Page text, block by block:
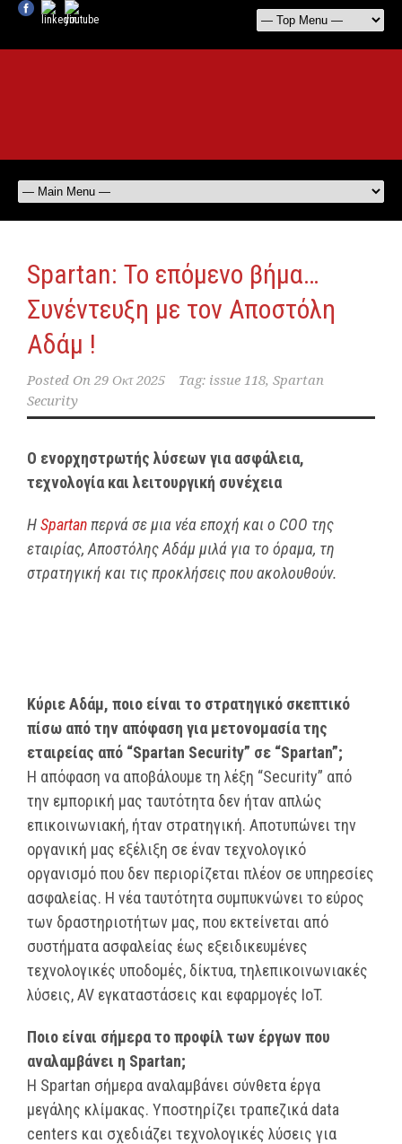
Spartan: Το επόμενο βήμα…
Συνέντευξη με τον Αποστόλη
Αδάμ !
Posted On 29 Οκτ 2025 Tag: issue 118, Spartan
Security
Ο ενορχηστρωτής λύσεων για ασφάλεια,
τεχνολογία και λειτουργική συνέχεια
ΗSpartan περνά σε μια νέα εποχή και ο COO της
εταιρίας, Αποστόλης Αδάμ μιλά για το όραμα, τη
στρατηγική και τις προκλήσεις που ακολουθούν.
Κύριε Αδάμ, ποιο είναι το στρατηγικό σκεπτικό
πίσω από την απόφαση για μετονομασία της
εταιρείας από “Spartan Security” σε “Spartan”;
Η απόφαση να αποβάλουμε τη λέξη “Security” από
την εμπορική μας ταυτότητα δεν ήταν απλώς
επικοινωνιακή, ήταν στρατηγική. Αποτυπώνει την
οργανική μας εξέλιξη σε έναν τεχνολογικό
οργανισμό που δεν περιορίζεται πλέον σε υπηρεσίες
ασφαλείας. Η νέα ταυτότητα συμπυκνώνει το εύρος
των δραστηριοτήτων μας, που εκτείνεται από
συστήματα ασφαλείας έως εξειδικευμένες
τεχνολογικές υποδομές, δίκτυα, τηλεπικοινωνιακές
λύσεις, AV εγκαταστάσεις και εφαρμογές IoT.
Ποιο είναι σήμερα το προφίλ των έργων που
αναλαμβάνει η Spartan;
Η Spartan σήμερα αναλαμβάνει σύνθετα έργα
μεγάλης κλίμακας. Υποστηρίζει τραπεζικά data
centers και σχεδιάζει τεχνολογικές λύσεις για